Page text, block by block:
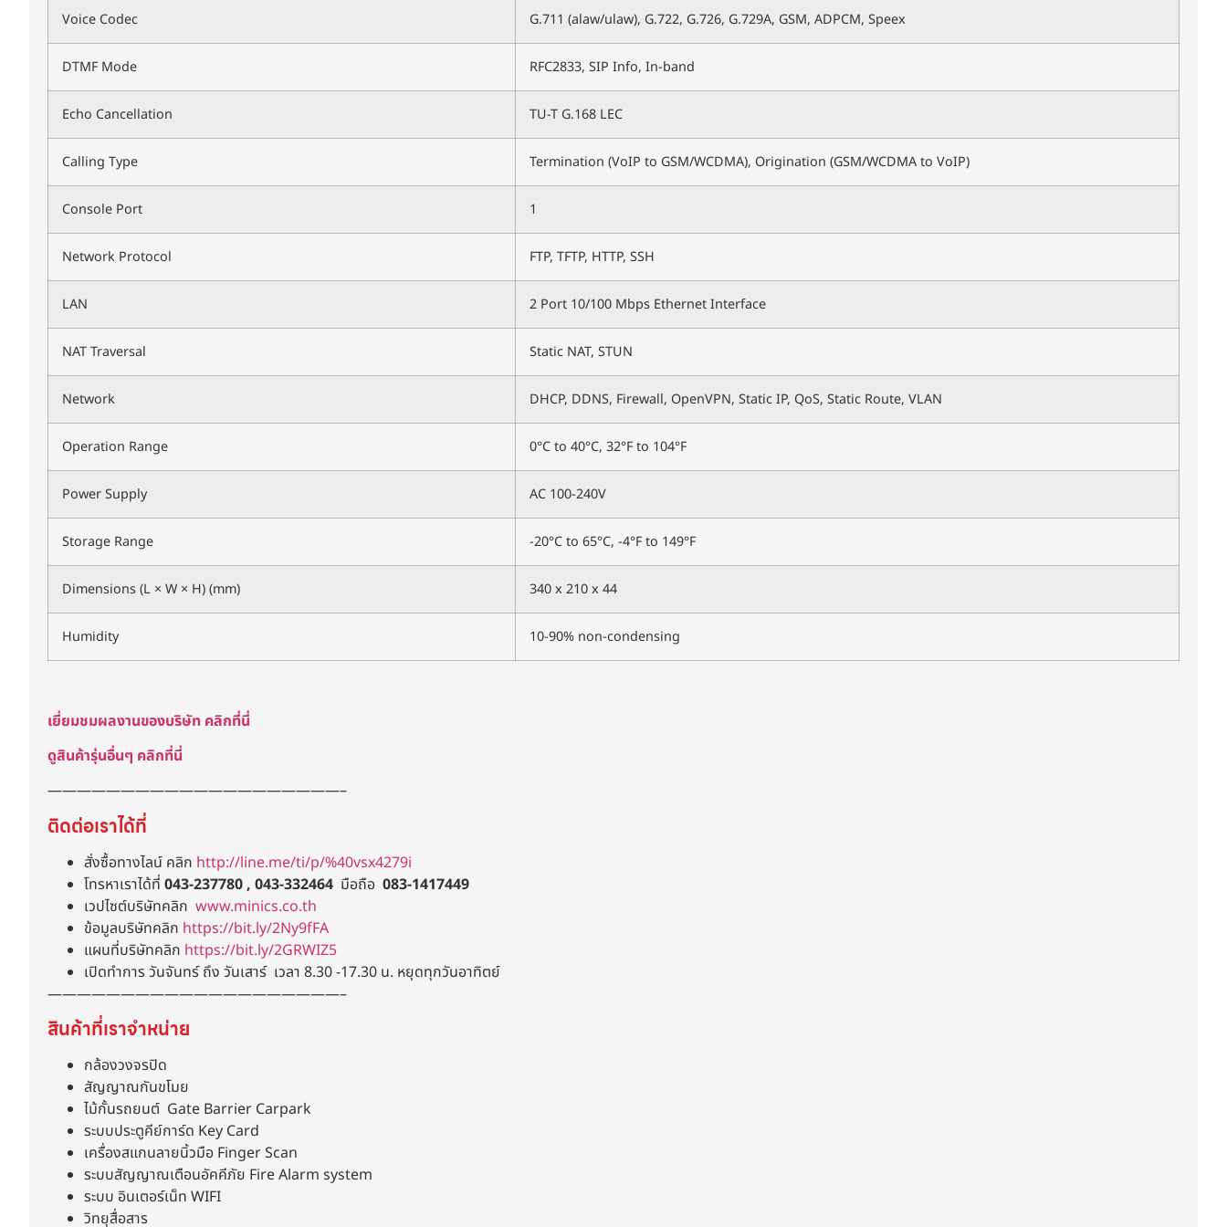
Voice Codec G.711 (alaw/ulaw), G.722, G.726, G.729A, GSM, ADPCM, Speex
DTMF Mode RFC2833, SIP Info, In-band
Echo Cancellation TU-T G.168 LEC
Calling Type Termination (VoIP to GSM/WCDMA), Origination (GSM/WCDMA to VoIP)
Console Port 1
Network Protocol FTP, TFTP, HTTP, SSH
LAN 2 Port 10/100 Mbps Ethernet Interface
NAT Traversal Static NAT, STUN
Network DHCP, DDNS, Firewall, OpenVPN, Static IP, QoS, Static Route, VLAN
Operation Range 0°C to 40°C, 32°F to 104°F
Power Supply AC 100-240V
Storage Range -20°C to 65°C, -4°F to 149°F
Dimensions (L × W × H) (mm) 340 x 210 x 44
Humidity 10-90% non-condensing
เยี่ยมชมผลงานของบริษัท คลิกที่นี่
ดูสินค้ารุ่นอื่นๆ คลิกที่นี่
————————————————————–
ติดต่อเราได้ที่
สั่งซื้อทางไลน์ คลิก http://line.me/ti/p/%40vsx4279i
โทรหาเราได้ที่ 043-237780 , 043-332464 มือถือ 083-1417449
เวปไซต์บริษัทคลิก www.minics.co.th
ข้อมูลบริษัทคลิก https://bit.ly/2Ny9fFA
แผนที่บริษัทคลิก https://bit.ly/2GRWIZ5
เปิดทำการ วันจันทร์ ถึง วันเสาร์ เวลา 8.30 -17.30 น. หยุดทุกวันอาทิตย์
————————————————————–
สินค้าที่เราจำหน่าย
กล้องวงจรปิด
สัญญาณกันขโมย
ไม้กั้นรถยนต์ Gate Barrier Carpark
ระบบประตูคีย์การ์ด Key Card
เครื่องสแกนลายนิ้วมือ Finger Scan
ระบบสัญญาณเตือนอัคคีภัย Fire Alarm system
ระบบ อินเตอร์เน็ท WIFI
วิทยุสื่อสาร